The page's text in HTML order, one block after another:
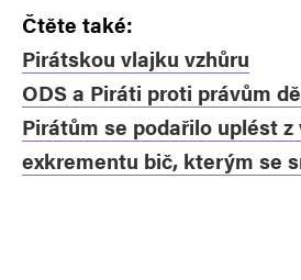
Čtěte také:
Pirátskou vlajku vzhůru
ODS a Piráti proti právům
Pirátům se podařilo uplést z
exkrementu bič, kterým se